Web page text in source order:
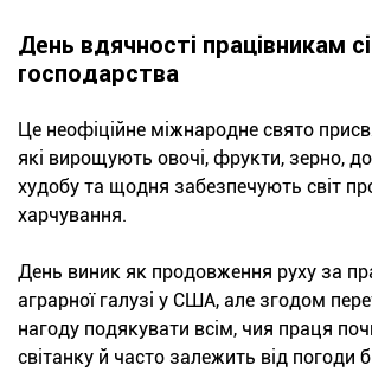
День вдячності працівникам
господарства
Це неофіційне міжнародне свято
які вирощують овочі, фрукти, зерно,
худобу та щодня забезпечують світ
харчування.
День виник як продовження руху за
аграрної галузі у США, але згодом
нагоду подякувати всім, чия праця
світанку й часто залежить від погоди